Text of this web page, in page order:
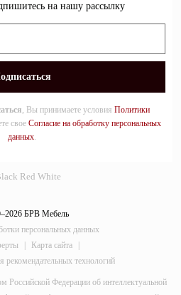
на нашу рассылку
, Вы принимаете условия Политики
свое Согласие на обработку персональных
данных.
БРВ Мебель
персональных данных
Карта сайта
рекомендательных технологий
Российской Федерации об интеллектуальной